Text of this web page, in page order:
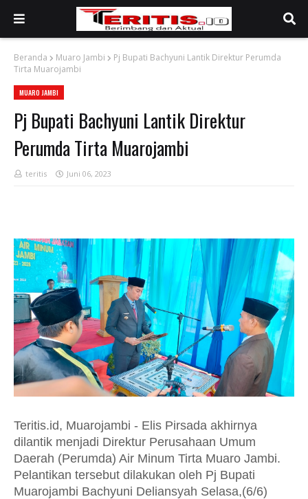
Beranda Muaro Jambi
Pj Bupati Bachyuni Lantik Direktur Perumda
Tirta Muarojambi
MUARO JAMBI
Pj Bupati Bachyuni Lantik Direktur
Perumda Tirta Muarojambi
teritis Juni 06, 2023
Teritis.id, Muarojambi - Elis Pirsada akhirnya
dilantik menjadi Direktur Perusahaan Umum
Daerah (Perumda) Air Minum Tirta Muaro Jambi.
Pelantikan tersebut dilakukan oleh Pj Bupati
Muarojambi Bachyuni Deliansyah Selasa,(6/6)